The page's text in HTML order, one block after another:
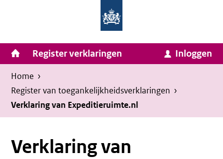
inhoud
van
Zaken
en
Koninkrijksrelaties
Homepage
van
Invulassistent
Toegankelijkheidsverklaring
Toegankelijkheidsverklaring
Hoofdnavigatie
Register verklaringen Inloggen
Kruimelpad
U
bevindt
zich
hier:
Home ›
Register van toegankelijkheids­verklaringen ›
Verklaring van Expeditieruimte.nl
Verklaring van